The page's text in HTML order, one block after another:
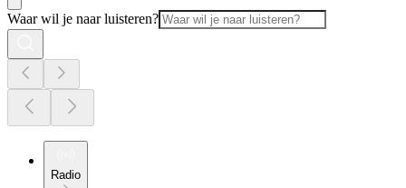
Waar wil je naar luisteren?
Radio